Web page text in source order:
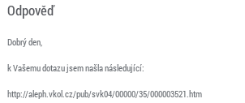
Odpověď
Dobrý den,
k Vašemu dotazu jsem našla následující:
http://aleph.vkol.cz/pub/svk04/00000/35/000003521.htm